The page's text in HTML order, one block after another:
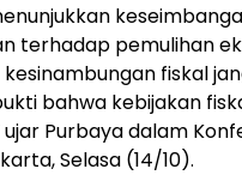
terhadap pemulihan
fiskal
bahwa kebijakan
Purbaya dalam
Selasa (14/10).